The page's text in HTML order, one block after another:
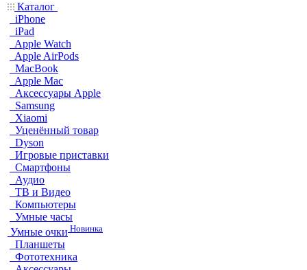
Каталог
iPhone
iPad
Apple Watch
Apple AirPods
MacBook
Apple Mac
Аксессуары Apple
Samsung
Xiaomi
Уценённый товар
Dyson
Игровые приставки
Смартфоны
Аудио
ТВ и Видео
Компьютеры
Умные часы
Умные очки Новинка
Планшеты
Фототехника